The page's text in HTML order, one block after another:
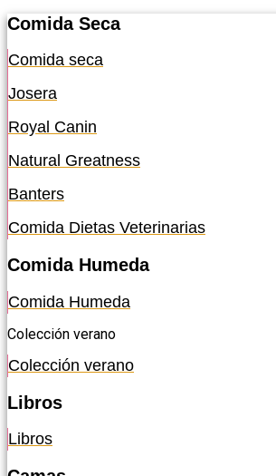
Comida Seca
Comida seca
Josera
Royal Canin
Natural Greatness
Banters
Comida Dietas Veterinarias
Comida Humeda
Comida Humeda
Colección verano
Colección verano
Libros
Libros